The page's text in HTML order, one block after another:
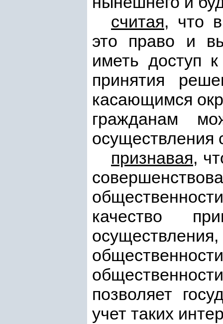
считая, что
это право и
иметь доступ
принятия
касающимся
гражданам
осуществления
признавая,
качество
позволяет
учет таких